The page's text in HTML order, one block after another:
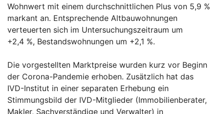
Wohnwert mit einem durchschnittlichen Plus von 5,9 %
markant an. Entsprechende Altbauwohnungen
verteuerten sich im Untersuchungszeitraum um
+2,4 %, Bestandswohnungen um +2,1 %.
Die vorgestellten Marktpreise wurden kurz vor Beginn
der Corona-Pandemie erhoben. Zusätzlich hat das
IVD-Institut in einer separaten Erhebung ein
Stimmungsbild der IVD-Mitglieder (Immobilienberater,
Makler, Sachverständige und Verwalter) in